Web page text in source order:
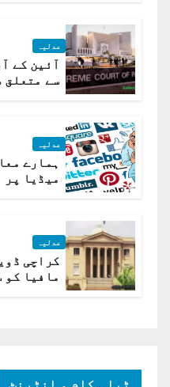
عدلیہ
سے متعلق
عدلیہ
ہمارے
میڈیا پر
عدلیہ
کراچی
مافیا کو